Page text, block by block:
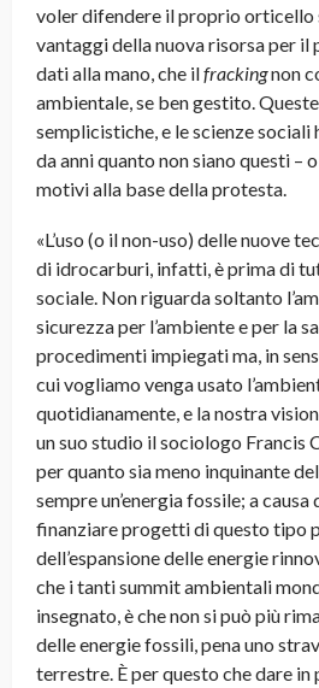
voler difendere il proprio orticello
vantaggi della nuova risorsa per il
dati alla mano, che ilfrackingnon
ambientale, se ben gestito.
semplicistiche, e le scienze
da anni quanto non siano questi –
motivi alla base della protesta.
«L’uso (o il non-uso) delle nuove
di idrocarburi, infatti, è prima di
sociale. Non riguarda soltanto
sicurezza per l’ambiente e per la
procedimenti impiegati ma, in
cui vogliamo venga usato
quotidianamente, e la nostra
un suo studio il sociologo Francis
per quanto sia meno inquinante
sempre un’energia fossile; a causa
finanziare progetti di questo tipo
dell’espansione delle energie
che i tanti summit ambientali
insegnato, è che non si può più
delle energie fossili, pena uno
terrestre. È per questo che dare